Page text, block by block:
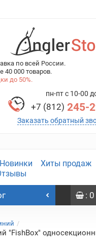
по всей России.
40 000 товаров.
до 50%.
пн-пт с 10-00
+7 (812) 245-
Заказать обратный
Новинки Хиты продаж
: 0
"FishBox"